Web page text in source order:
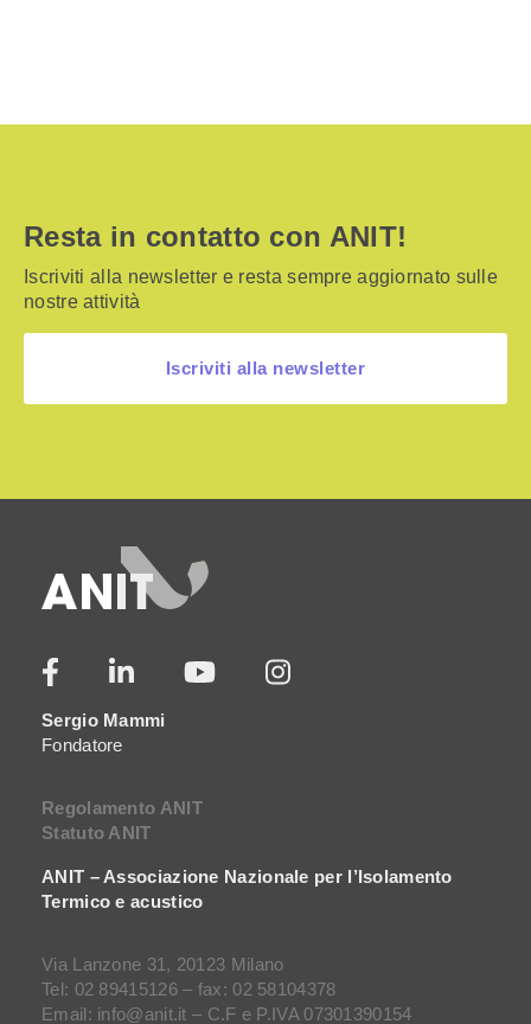
Resta in contatto con ANIT!
Iscriviti alla newsletter e resta sempre aggiornato sulle
nostre attività
Iscriviti alla newsletter
Sergio Mammi
Fondatore
Regolamento ANIT
Statuto ANIT
ANIT – Associazione Nazionale per l’Isolamento
Termico e acustico
Via Lanzone 31, 20123 Milano
Tel: 02 89415126 – fax: 02 58104378
Email: info@anit.it – C.F e P.IVA 07301390154